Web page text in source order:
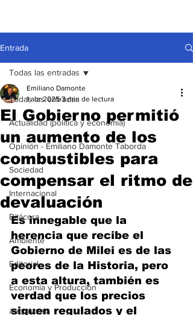
Entrada
Todas las entradas
Actualidad (política y economía)
Opinión - Emiliano Damonte Taborda
Sociedad
Internacional
Bitácora
Ambiente
Editorial
Economía y Producción
#economia
Todas las entradas
El Gobierno permitió
un aumento de los
combustibles para
compensar el ritmo de
devaluación
Emiliano Damonte
1 abr 2025 3 min de lectura
Es innegable que la
herencia que recibe el
Gobierno de Milei es de las
peores de la Historia, pero
a esta altura, también es
verdad que los precios
siguen regulados y el